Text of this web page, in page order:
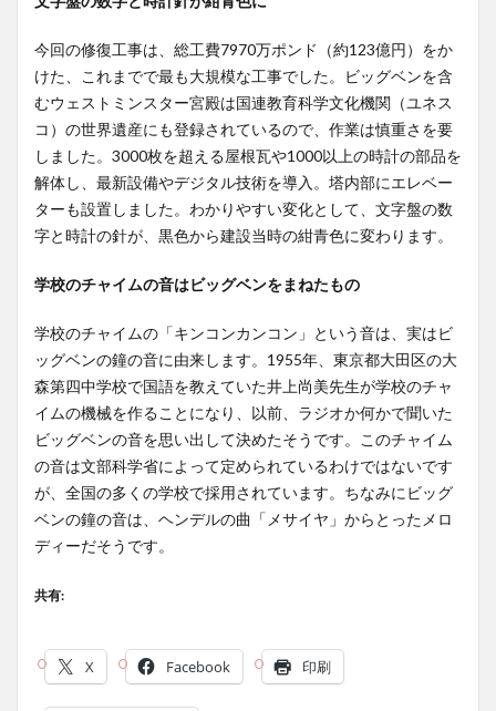
今回の修復工事は、総工費7970万ポンド（約123億円）をか
けた、これまでで最も大規模な工事でした。ビッグベンを含
むウェストミンスター宮殿は国連教育科学文化機関（ユネス
コ）の世界遺産にも登録されているので、作業は慎重さを要
しました。3000枚を超える屋根瓦や1000以上の時計の部品を
解体し、最新設備やデジタル技術を導入。塔内部にエレベー
ターも設置しました。わかりやすい変化として、文字盤の数
字と時計の針が、黒色から建設当時の紺青色に変わります。
学校のチャイムの音はビッグベンをまねたもの
学校のチャイムの「キンコンカンコン」という音は、実はビ
ッグベンの鐘の音に由来します。1955年、東京都大田区の大
森第四中学校で国語を教えていた井上尚美先生が学校のチャ
イムの機械を作ることになり、以前、ラジオか何かで聞いた
ビッグベンの音を思い出して決めたそうです。このチャイム
の音は文部科学省によって定められているわけではないです
が、全国の多くの学校で採用されています。ちなみにビッグ
ベンの鐘の音は、ヘンデルの曲「メサイヤ」からとったメロ
ディーだそうです。
共有:
X Facebook 印刷